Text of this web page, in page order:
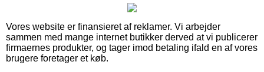
Vores website er finansieret af reklamer. Vi arbejder
sammen med mange internet butikker derved at vi publicerer
firmaernes produkter, og tager imod betaling ifald en af vores
brugere foretager et køb.